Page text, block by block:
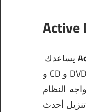
النظام
أحدث